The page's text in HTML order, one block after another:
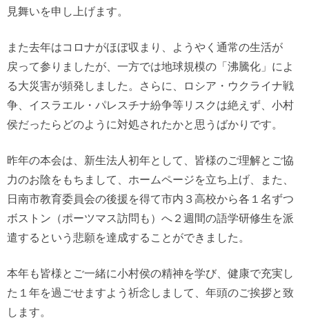
見舞いを申し上げます。
また去年はコロナがほぼ収まり、ようやく通常の生活が
戻って参りましたが、一方では地球規模の「沸騰化」によ
る大災害が頻発しました。さらに、ロシア・ウクライナ戦
争、イスラエル・パレスチナ紛争等リスクは絶えず、小村
侯だったらどのように対処されたかと思うばかりです。
昨年の本会は、新生法人初年として、皆様のご理解とご協
力のお陰をもちまして、ホームページを立ち上げ、また、
日南市教育委員会の後援を得て市内３高校から各１名ずつ
ボストン（ポーツマス訪問も）へ２週間の語学研修生を派
遣するという悲願を達成することができました。
本年も皆様とご一緒に小村侯の精神を学び、健康で充実し
た１年を過ごせますよう祈念しまして、年頭のご挨拶と致
します。